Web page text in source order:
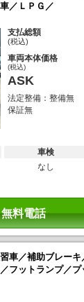
／ＬＰＧ／
支払総額
(税込)
車両本体価格
(税込)
ASK
法定整備：整備無
保証無
車検
なし
無料電話
／補助ブレーキ
フットランプ／プ